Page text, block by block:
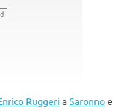
Ruggeri a Saronno e